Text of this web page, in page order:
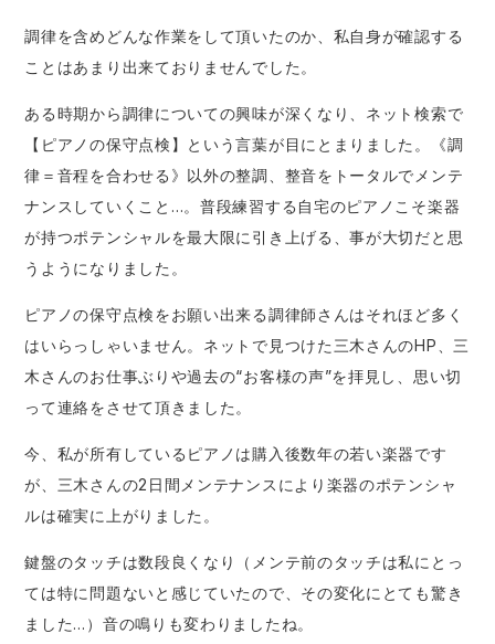
調律を含めどんな作業をして頂いたのか、私自身が確認する
ことはあまり出来ておりませんでした。
ある時期から調律についての興味が深くなり、ネット検索で
【ピアノの保守点検】という言葉が目にとまりました。《調
律＝音程を合わせる》以外の整調、整音をトータルでメンテ
ナンスしていくこと…。普段練習する自宅のピアノこそ楽器
が持つポテンシャルを最大限に引き上げる、事が大切だと思
うようになりました。
ピアノの保守点検をお願い出来る調律師さんはそれほど多く
はいらっしゃいません。ネットで見つけた三木さんのHP、三
木さんのお仕事ぶりや過去の“お客様の声”を拝見し、思い切
って連絡をさせて頂きました。
今、私が所有しているピアノは購入後数年の若い楽器です
が、三木さんの2日間メンテナンスにより楽器のポテンシャ
ルは確実に上がりました。
鍵盤のタッチは数段良くなり（メンテ前のタッチは私にとっ
ては特に問題ないと感じていたので、その変化にとても驚き
ました…）音の鳴りも変わりましたね。